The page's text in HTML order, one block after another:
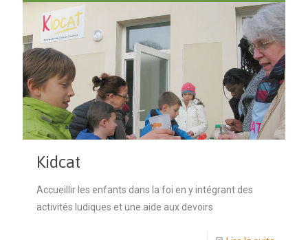
Kidcat
Accueillir les enfants dans la foi en y intégrant des
activités ludiques et une aide aux devoirs